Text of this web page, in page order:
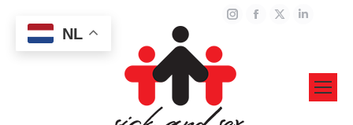
Instagram
window
Facebook
in
new
NL